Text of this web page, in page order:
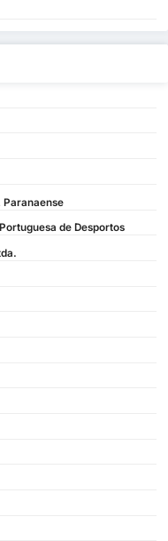
Paranaense
de Desportos